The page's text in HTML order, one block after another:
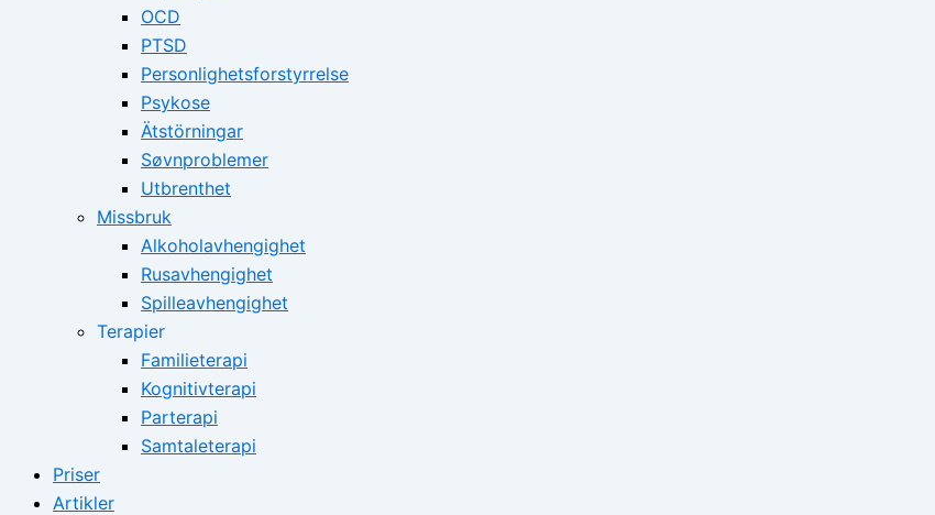
OCD
PTSD
Personlighetsforstyrrelse
Psykose
Ätstörningar
Søvnproblemer
Utbrenthet
Missbruk
Alkoholavhengighet
Rusavhengighet
Spilleavhengighet
Terapier
Familieterapi
Kognitivterapi
Parterapi
Samtaleterapi
Priser
Artikler